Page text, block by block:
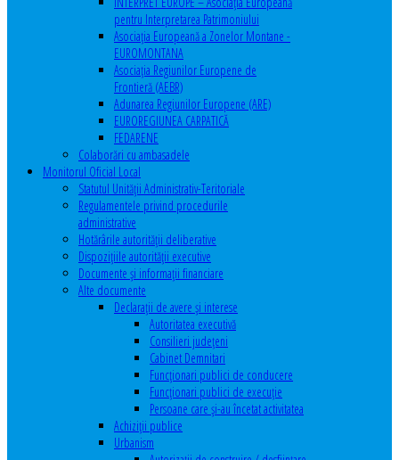
pentru Interpretarea Patrimoniului
Asociația Europeană a Zonelor Montane -
EUROMONTANA
Asociația Regiunilor Europene de
Frontieră (AEBR)
Adunarea Regiunilor Europene (ARE)
EUROREGIUNEA CARPATICĂ
FEDARENE
Colaborări cu ambasadele
Monitorul Oficial Local
Statutul Unităţii Administrativ-Teritoriale
Regulamentele privind procedurile
administrative
Hotărârile autorităţii deliberative
Dispoziţiile autorităţii executive
Documente şi informaţii financiare
Alte documente
Declaraţii de avere şi interese
Autoritatea executivă
Consilieri judeţeni
Cabinet Demnitari
Funcţionari publici de conducere
Funcționari publici de execuție
Persoane care şi-au încetat activitatea
Achiziţii publice
Urbanism